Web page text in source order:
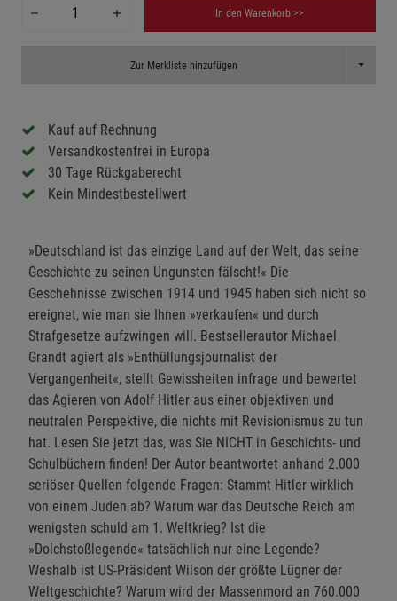
In den Warenkorb >>
Zur Merkliste hinzufügen Toggle
Kauf auf Rechnung
Versandkostenfrei in Europa
30 Tage Rückgaberecht
Kein Mindestbestellwert
»Deutschland ist das einzige Land auf der Welt, das seine
Geschichte zu seinen Ungunsten fälscht!« Die
Geschehnisse zwischen 1914 und 1945 haben sich nicht so
ereignet, wie man sie Ihnen »verkaufen« und durch
Strafgesetze aufzwingen will. Bestsellerautor Michael
Grandt agiert als »Enthüllungsjournalist der
Vergangenheit«, stellt Gewissheiten infrage und bewertet
das Agieren von Adolf Hitler aus einer objektiven und
neutralen Perspektive, die nichts mit Revisionismus zu tun
hat. Lesen Sie jetzt das, was Sie NICHT in Geschichts- und
Schulbüchern finden! Der Autor beantwortet anhand 2.000
seriöser Quellen folgende Fragen: Stammt Hitler wirklich
von einem Juden ab? Warum war das Deutsche Reich am
wenigsten schuld am 1. Weltkrieg? Ist die
»Dolchstoßlegende« tatsächlich nur eine Legende?
Weshalb ist US-Präsident Wilson der größte Lügner der
Weltgeschichte? Warum wird der Massenmord an 760.000